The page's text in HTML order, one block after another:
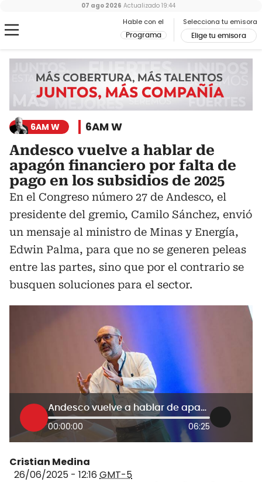
Hable con el
Programa
Selecciona tu emisora
Elige tu emisora
07 ago 2026 Actualizado 19:44
6AM W 6AM W
Andesco vuelve a hablar de
apagón financiero por falta de
pago en los subsidios de 2025
En el Congreso número 27 de Andesco, el
presidente del gremio, Camilo Sánchez, envió
un mensaje al ministro de Minas y Energía,
Edwin Palma, para que no se generen peleas
entre las partes, sino que por el contrario se
busquen soluciones para el sector.
Andesco vuelve a hablar de apagón financiero por falta de pago en los subsidios de 2025
00:00:00 06:25
Cristian Medina
26/06/2025 - 12:16 GMT-5